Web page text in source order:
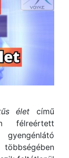
élet című
félreértett